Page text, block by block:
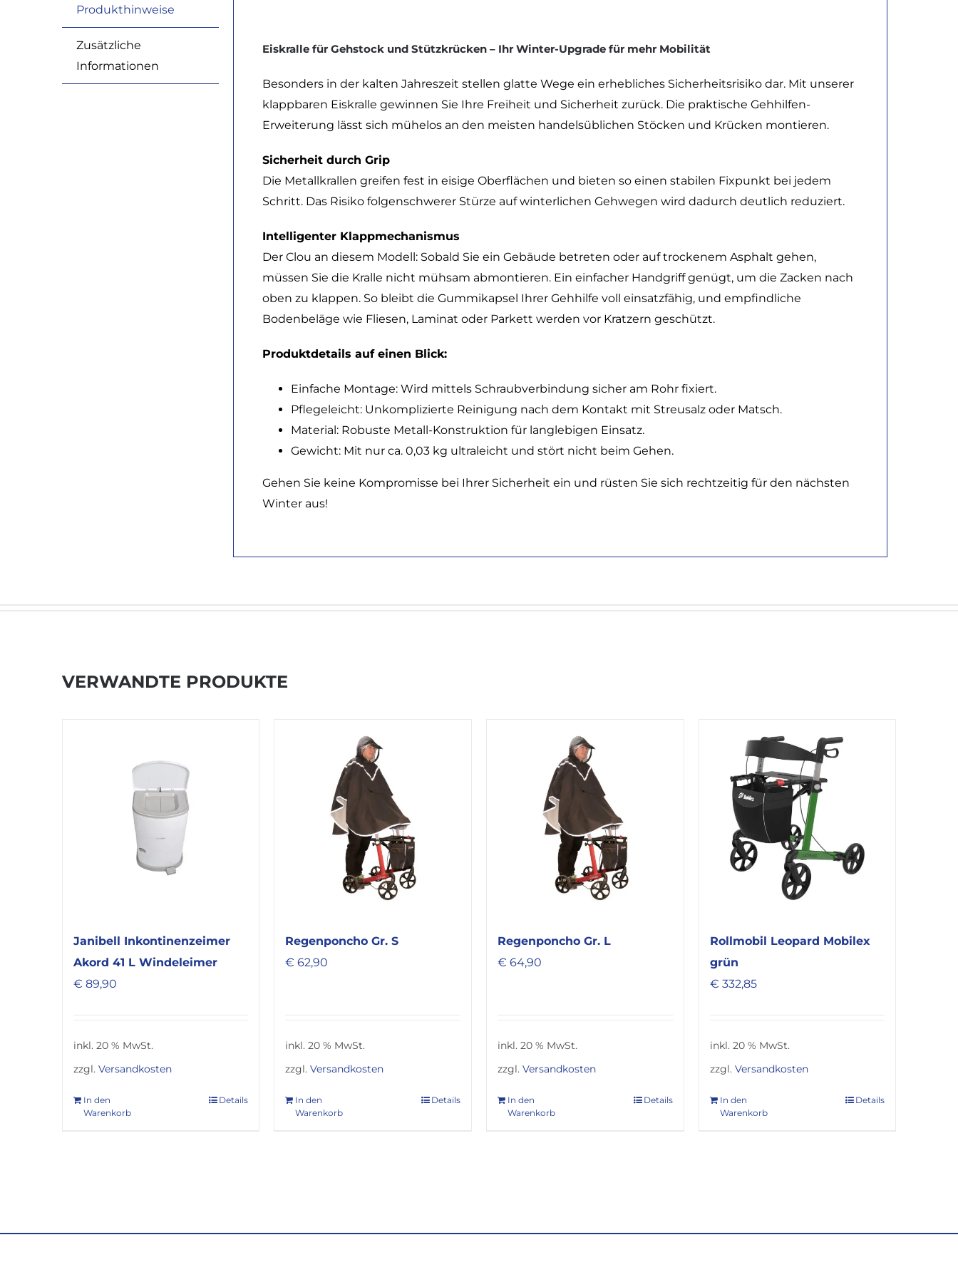
Produkthinweise
Zusätzliche
Informationen
Eiskralle für Gehstock und Stützkrücken – Ihr Winter-Upgrade für mehr Mobilität
Besonders in der kalten Jahreszeit stellen glatte Wege ein erhebliches Sicherheitsrisiko dar. Mit unserer
klappbaren Eiskralle gewinnen Sie Ihre Freiheit und Sicherheit zurück. Die praktische Gehhilfen-
Erweiterung lässt sich mühelos an den meisten handelsüblichen Stöcken und Krücken montieren.
Sicherheit durch Grip
Die Metallkrallen greifen fest in eisige Oberflächen und bieten so einen stabilen Fixpunkt bei jedem
Schritt. Das Risiko folgenschwerer Stürze auf winterlichen Gehwegen wird dadurch deutlich reduziert.
Intelligenter Klappmechanismus
Der Clou an diesem Modell: Sobald Sie ein Gebäude betreten oder auf trockenem Asphalt gehen,
müssen Sie die Kralle nicht mühsam abmontieren. Ein einfacher Handgriff genügt, um die Zacken nach
oben zu klappen. So bleibt die Gummikapsel Ihrer Gehhilfe voll einsatzfähig, und empfindliche
Bodenbeläge wie Fliesen, Laminat oder Parkett werden vor Kratzern geschützt.
Produktdetails auf einen Blick:
Einfache Montage: Wird mittels Schraubverbindung sicher am Rohr fixiert.
Pflegeleicht: Unkomplizierte Reinigung nach dem Kontakt mit Streusalz oder Matsch.
Material: Robuste Metall-Konstruktion für langlebigen Einsatz.
Gewicht: Mit nur ca. 0,03 kg ultraleicht und stört nicht beim Gehen.
Gehen Sie keine Kompromisse bei Ihrer Sicherheit ein und rüsten Sie sich rechtzeitig für den nächsten
Winter aus!
VERWANDTE PRODUKTE
Janibell Inkontinenzeimer
Akord 41 L Windeleimer
€ 89,90
inkl. 20 % MwSt.
zzgl. Versandkosten
In den
Warenkorb
Details
Regenponcho Gr. S
€ 62,90
inkl. 20 % MwSt.
zzgl.Versandkosten
In den
Warenkorb
Details
Regenponcho Gr. L
€ 64,90
inkl. 20 % MwSt.
zzgl. Versandkosten
In den
Warenkorb
Details
Rollmobil Leopard Mobilex
grün
€ 332,85
inkl. 20 % MwSt.
zzgl. Versandkosten
In den
Warenkorb
Details